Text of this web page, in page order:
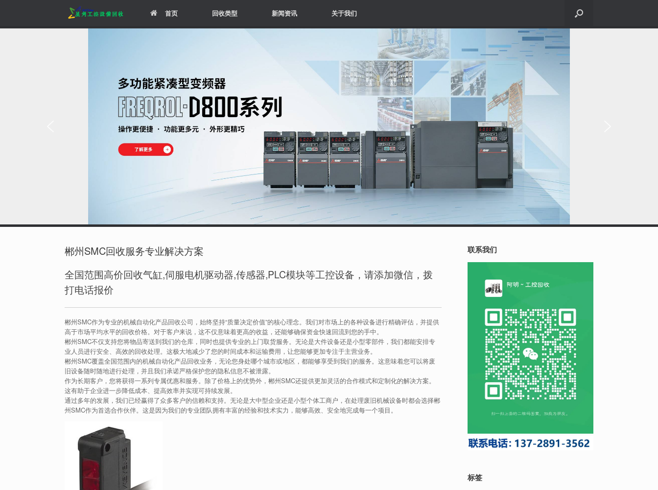
首页 回收类型 新闻资讯 关于我们
郴州SMC回收服务专业解决方案
全国范围高价回收气缸,伺服电机驱动器,传感器,PLC模块等工控设备，请添加微信，拨
打电话报价
郴州SMC作为专业的机械自动化产品回收公司，始终坚持“质量决定价值”的核心理念。我们对市场上的各种设备进行精确评估，并提供
高于市场平均水平的回收价格。对于客户来说，这不仅意味着更高的收益，还能够确保资金快速回流到您的手中。
郴州SMC不仅支持您将物品寄送到我们的仓库，同时也提供专业的上门取货服务。无论是大件设备还是小型零部件，我们都能安排专
业人员进行安全、高效的回收处理。这极大地减少了您的时间成本和运输费用，让您能够更加专注于主营业务。
郴州SMC覆盖全国范围内的机械自动化产品回收业务，无论您身处哪个城市或地区，都能够享受到我们的服务。这意味着您可以将废
旧设备随时随地进行处理，并且我们承诺严格保护您的隐私信息不被泄露。
作为长期客户，您将获得一系列专属优惠和服务。除了价格上的优势外，郴州SMC还提供更加灵活的合作模式和定制化的解决方案。
这有助于企业进一步降低成本、提高效率并实现可持续发展。
通过多年的发展，我们已经赢得了众多客户的信赖和支持。无论是大中型企业还是小型个体工商户，在处理废旧机械设备时都会选择郴
州SMC作为首选合作伙伴。这是因为我们的专业团队拥有丰富的经验和技术实力，能够高效、安全地完成每一个项目。
联系我们
标签